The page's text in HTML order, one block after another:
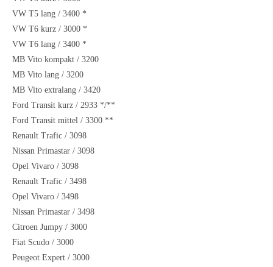
VW T5 lang / 3400 *
VW T6 kurz / 3000 *
VW T6 lang / 3400 *
MB Vito kompakt / 3200
MB Vito lang / 3200
MB Vito extralang / 3420
Ford Transit kurz / 2933 */**
Ford Transit mittel / 3300 **
Renault Trafic / 3098
Nissan Primastar / 3098
Opel Vivaro / 3098
Renault Trafic / 3498
Opel Vivaro / 3498
Nissan Primastar / 3498
Citroen Jumpy / 3000
Fiat Scudo / 3000
Peugeot Expert / 3000